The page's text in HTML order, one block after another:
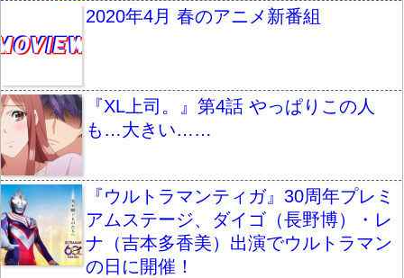
2020年4月 春のアニメ新番組
『XL上司。』第4話 やっぱりこの人
も…大きい……
『ウルトラマンティガ』30周年プレミ
アムステージ、ダイゴ（長野博）・レ
ナ（吉本多香美）出演でウルトラマン
の日に開催！